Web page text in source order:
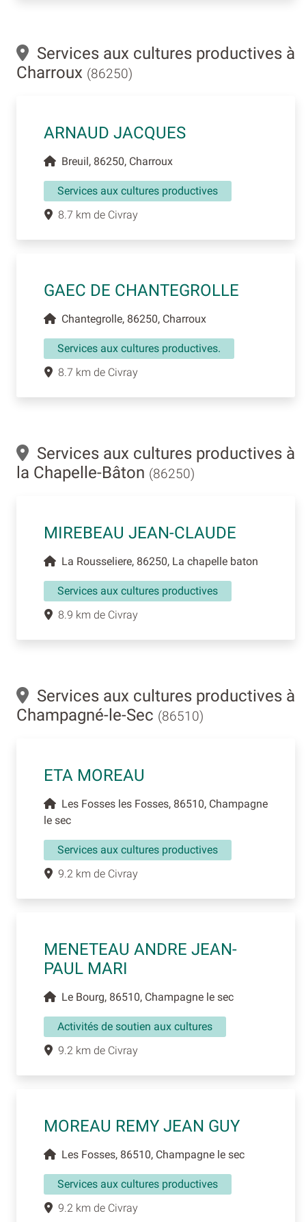
Services aux cultures productives à
Charroux (86250)
ARNAUD JACQUES
Breuil, 86250, Charroux
Services aux cultures productives
8.7 km de Civray
GAEC DE CHANTEGROLLE
Chantegrolle, 86250, Charroux
Services aux cultures productives.
8.7 km de Civray
Services aux cultures productives à
la Chapelle-Bâton (86250)
MIREBEAU JEAN-CLAUDE
La Rousseliere, 86250, La chapelle baton
Services aux cultures productives
8.9 km de Civray
Services aux cultures productives à
Champagné-le-Sec (86510)
ETA MOREAU
Les Fosses les Fosses, 86510, Champagne
le sec
Services aux cultures productives
9.2 km de Civray
MENETEAU ANDRE JEAN-
PAUL MARI
Le Bourg, 86510, Champagne le sec
Activités de soutien aux cultures
9.2 km de Civray
MOREAU REMY JEAN GUY
Les Fosses, 86510, Champagne le sec
Services aux cultures productives
9.2 km de Civray